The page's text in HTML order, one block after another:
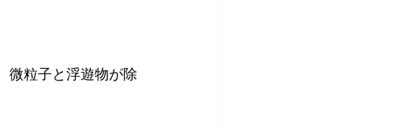
微粒子と浮遊物が除